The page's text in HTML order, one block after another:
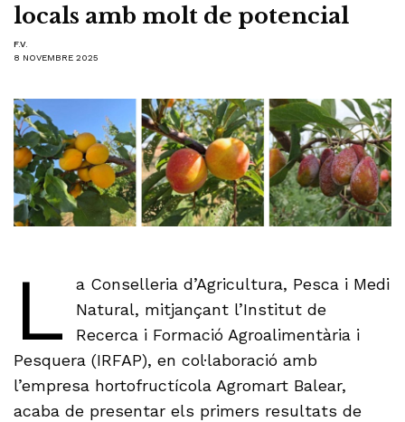
locals amb molt de potencial
F.V.
8 NOVEMBRE 2025
L
a Conselleria d’Agricultura, Pesca i Medi
Natural, mitjançant l’Institut de
Recerca i Formació Agroalimentària i
Pesquera (IRFAP), en col·laboració amb
l’empresa hortofructícola Agromart Balear,
acaba de presentar els primers resultats de